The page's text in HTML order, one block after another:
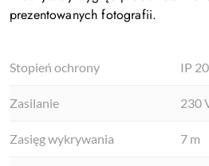
prezentowanych fotografii.
Stopień ochrony IP 20
Zasilanie 230
Zasięg wykrywania 7 m